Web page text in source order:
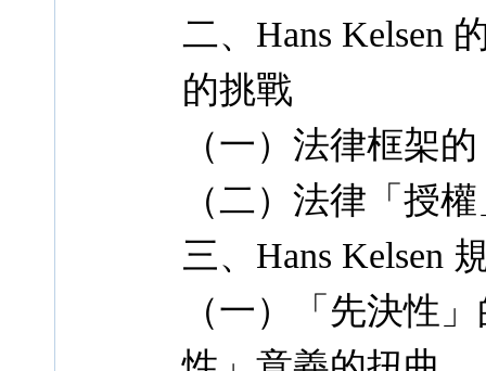
二、Hans Kelsen
的挑戰
（一）法律框架
（二）法律「授
三、Hans Kelsen
（一）「先決性